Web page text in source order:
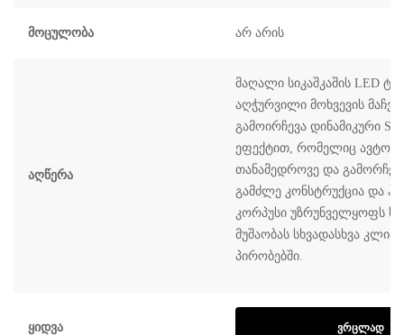
Მოცულობა არ არის
Აღწერა
მაღალი სიკაშკაშის LED
აღჭურვილი მოხვევის
გამოირჩევა დინამიკური
ეფექტით, რომელიც
თანამედროვე და
გამძლე კონსტრუქცია და
კორპუსი უზრუნველყოფს
მუშაობას სხვადასხვა
პირობებში.
Ყიდვა ᲕᲠᲪᲚᲐᲓ